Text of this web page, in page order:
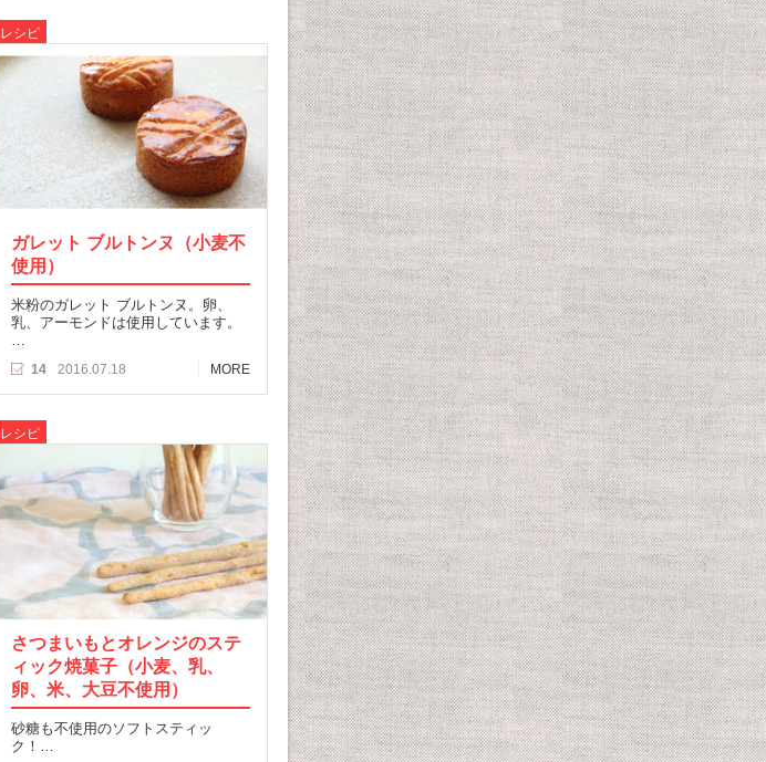
レシピ
ガレット ブルトンヌ（小麦不
使用）
米粉のガレット ブルトンヌ。卵、
乳、アーモンドは使用しています。
…
14 2016.07.18 MORE
レシピ
さつまいもとオレンジのステ
ィック焼菓子（小麦、乳、
卵、米、大豆不使用）
砂糖も不使用のソフトスティッ
ク！…